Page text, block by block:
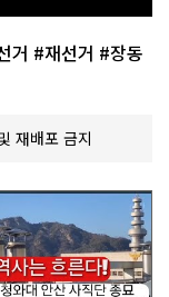
거 #재선거 #장동
재배포 금지